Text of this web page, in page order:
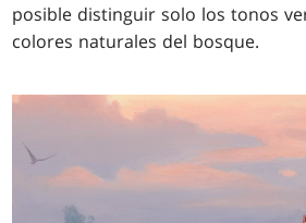
posible distinguir solo los tonos
colores naturales del bosque.